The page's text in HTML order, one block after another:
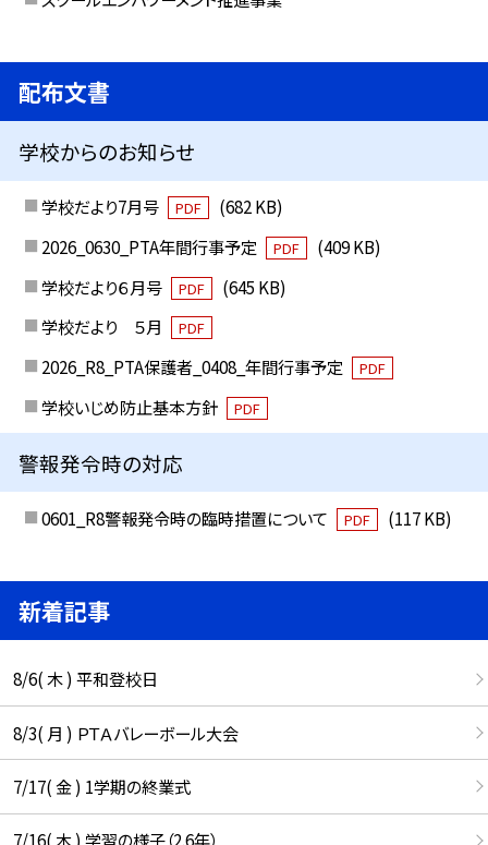
配布文書
学校からのお知らせ
学校だより7月号 PDF
(682 KB)
2026_0630_PTA年間行事予定
PDF
(409 KB)
学校だより６月号
PDF
(645 KB)
学校だより ５月
PDF
2026_R8_PTA保護者_0408_年間行事予定 PDF
学校いじめ防止基本方針 PDF
警報発令時の対応
0601_R8警報発令時の臨時措置について PDF (117 KB)
新着記事
8/6( 木 ) 平和登校日
8/3( 月 ) ＰＴＡバレーボール大会
7/17( 金 ) 1学期の終業式
7/16( 木 ) 学習の様子（2.6年）